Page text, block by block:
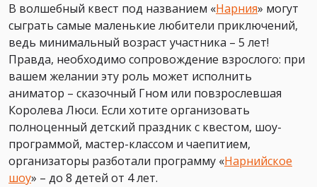
В волшебный квест под названием «Нарния» могут
сыграть самые маленькие любители приключений,
ведь минимальный возраст участника – 5 лет!
Правда, необходимо сопровождение взрослого: при
вашем желании эту роль может исполнить
аниматор – сказочный Гном или повзрослевшая
Королева Люси. Если хотите организовать
полноценный детский праздник с квестом, шоу-
программой, мастер-классом и чаепитием,
организаторы разботали программу «Нарнийское
шоу» – до 8 детей от 4 лет.